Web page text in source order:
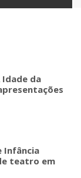
Idade da
Infância
teatro em